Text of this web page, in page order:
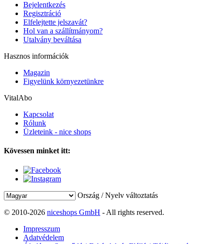
Bejelentkezés
Regisztráció
Elfelejtette jelszavát?
Hol van a szállítmányom?
Utalvány beváltása
Hasznos információk
Magazin
Figyelünk környezetünkre
VitalAbo
Kapcsolat
Rólunk
Üzleteink - nice shops
Kövessen minket itt:
Ország / Nyelv változtatás
© 2010-2026 niceshops GmbH - All rights reserved.
Impresszum
Adatvédelem